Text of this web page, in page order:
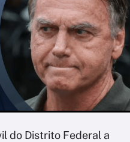
do Distrito Federal a